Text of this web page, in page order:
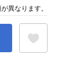
異なります。